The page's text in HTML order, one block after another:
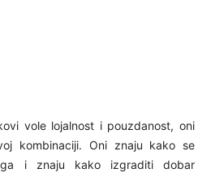
vole lojalnost i pouzdanost, oni
kombinaciji. Oni znaju kako se
i znaju kako izgraditi dobar